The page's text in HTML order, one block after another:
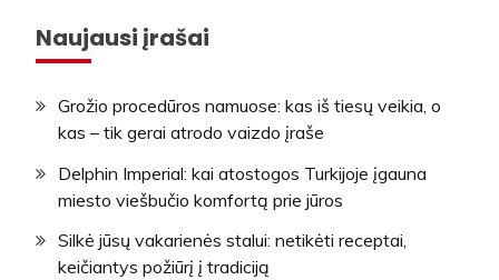
Naujausi įrašai
Grožio procedūros namuose: kas iš tiesų veikia, o
kas – tik gerai atrodo vaizdo įraše
Delphin Imperial: kai atostogos Turkijoje įgauna
miesto viešbučio komfortą prie jūros
Silkė jūsų vakarienės stalui: netikėti receptai,
keičiantys požiūrį į tradiciją